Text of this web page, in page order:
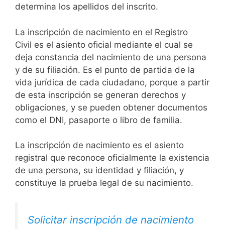
determina los apellidos del inscrito.
La inscripción de nacimiento en el Registro
Civil es el asiento oficial mediante el cual se
deja constancia del nacimiento de una persona
y de su filiación. Es el punto de partida de la
vida jurídica de cada ciudadano, porque a partir
de esta inscripción se generan derechos y
obligaciones, y se pueden obtener documentos
como el DNI, pasaporte o libro de familia.
La inscripción de nacimiento es el asiento
registral que reconoce oficialmente la existencia
de una persona, su identidad y filiación, y
constituye la prueba legal de su nacimiento.
Solicitar inscripción de nacimiento